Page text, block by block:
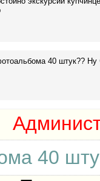
40 штук?? Ну
40